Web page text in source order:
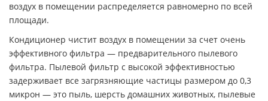
воздух в помещении распределяется равномерно по всей
площади.
Кондиционер чистит воздух в помещении за счет очень
эффективного фильтра — предварительного пылевого
фильтра. Пылевой фильтр с высокой эффективностью
задерживает все загрязняющие частицы размером до 0,3
микрон — это пыль, шерсть домашних животных, пылевые